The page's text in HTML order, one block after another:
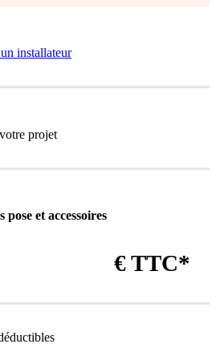
installateur
projet
pose et accessoires
€ TTC*